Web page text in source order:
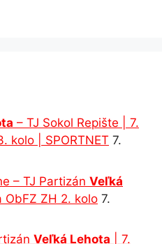
– TJ Sokol Repište | 7.
kolo | SPORTNET 7.
– TJ Partizán Veľká
ObFZ ZH 2. kolo 7.
Veľká Lehota | 7.